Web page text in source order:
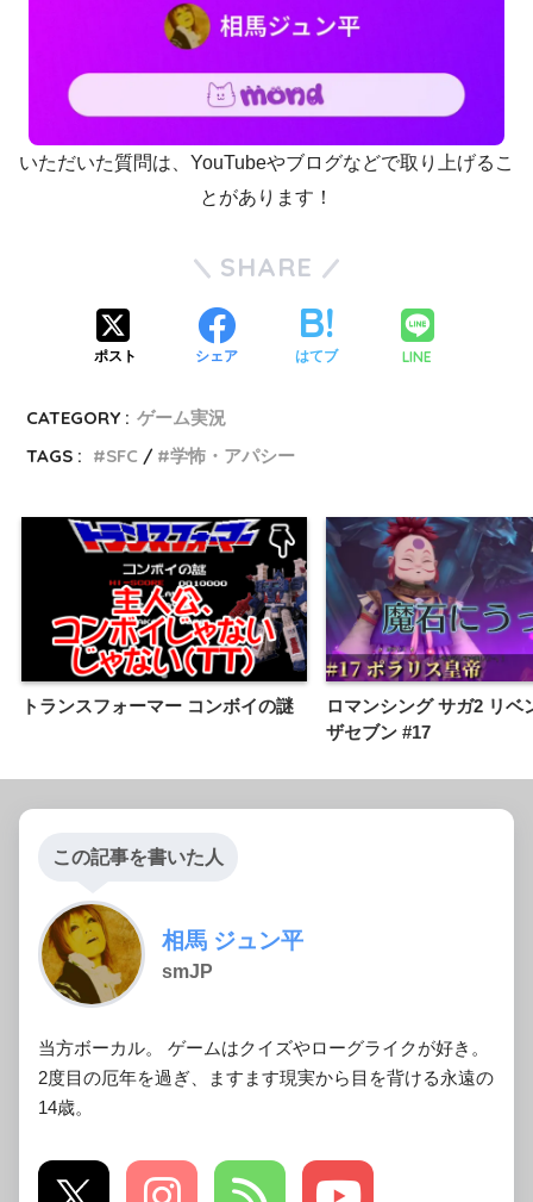
いただいた質問は、YouTubeやブログなどで取り上げるこ
とがあります！
SHARE
ポスト シェア はてブ LINE
CATEGORY : ゲーム実況
TAGS :
SFC 学怖・アパシー
トランスフォーマー コンボイの謎
ロマンシング サガ2 リベ
ザセブン #17
この記事を書いた人
相馬 ジュン平
smJP
当方ボーカル。 ゲームはクイズやローグライクが好き。
2度目の厄年を過ぎ、ますます現実から目を背ける永遠の
14歳。